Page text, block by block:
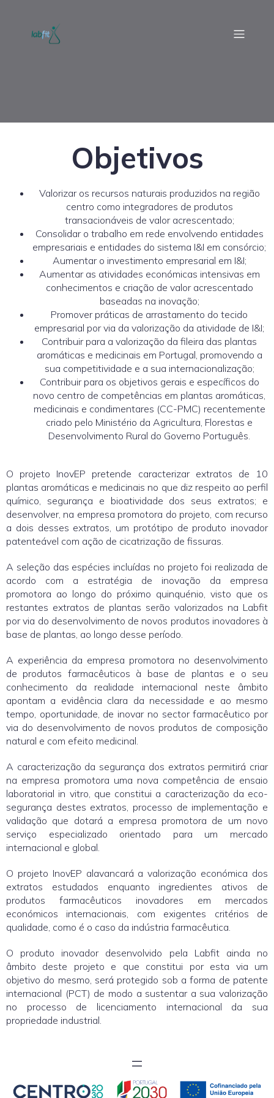
Objetivos
Valorizar os recursos naturais produzidos na região
centro como integradores de produtos
transacionáveis de valor acrescentado;
Consolidar o trabalho em rede envolvendo entidades
empresariais e entidades do sistema I&I em consórcio;
Aumentar o investimento empresarial em I&I;
Aumentar as atividades económicas intensivas em
conhecimentos e criação de valor acrescentado
baseadas na inovação;
Promover práticas de arrastamento do tecido
empresarial por via da valorização da atividade de I&I;
Contribuir para a valorização da fileira das plantas
aromáticas e medicinais em Portugal, promovendo a
sua competitividade e a sua internacionalização;
Contribuir para os objetivos gerais e específicos do
novo centro de competências em plantas aromáticas,
medicinais e condimentares (CC-PMC) recentemente
criado pelo Ministério da Agricultura, Florestas e
Desenvolvimento Rural do Governo Português.
O projeto InovEP pretende caracterizar extratos de 10
plantas aromáticas e medicinais no que diz respeito ao perfil
químico, segurança e bioatividade dos seus extratos; e
desenvolver, na empresa promotora do projeto, com recurso
a dois desses extratos, um protótipo de produto inovador
patenteável com ação de cicatrização de fissuras.
A seleção das espécies incluídas no projeto foi realizada de
acordo com a estratégia de inovação da empresa
promotora ao longo do próximo quinquénio, visto que os
restantes extratos de plantas serão valorizados na Labfit
por via do desenvolvimento de novos produtos inovadores à
base de plantas, ao longo desse período.
A experiência da empresa promotora no desenvolvimento
de produtos farmacêuticos à base de plantas e o seu
conhecimento da realidade internacional neste âmbito
apontam a evidência clara da necessidade e ao mesmo
tempo, oportunidade, de inovar no sector farmacêutico por
via do desenvolvimento de novos produtos de composição
natural e com efeito medicinal.
A caracterização da segurança dos extratos permitirá criar
na empresa promotora uma nova competência de ensaio
laboratorial in vitro, que constitui a caracterização da eco-
segurança destes extratos, processo de implementação e
validação que dotará a empresa promotora de um novo
serviço especializado orientado para um mercado
internacional e global.
O projeto InovEP alavancará a valorização económica dos
extratos estudados enquanto ingredientes ativos de
produtos farmacêuticos inovadores em mercados
económicos internacionais, com exigentes critérios de
qualidade, como é o caso da indústria farmacêutica.
O produto inovador desenvolvido pela Labfit ainda no
âmbito deste projeto e que constitui por esta via um
objetivo do mesmo, será protegido sob a forma de patente
internacional (PCT) de modo a sustentar a sua valorização
no processo de licenciamento internacional da sua
propriedade industrial.